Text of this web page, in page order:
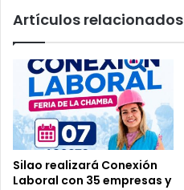
Artículos relacionados
Silao realizará Conexión
Laboral con 35 empresas y